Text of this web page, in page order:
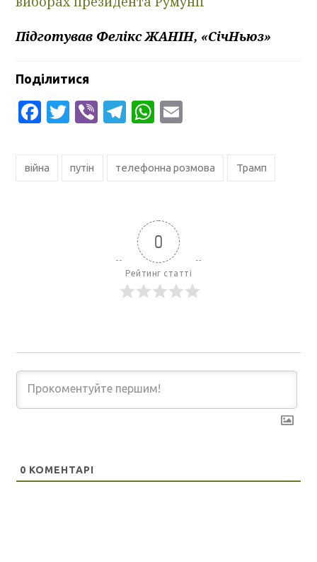
Підготував Фелікс ЖАНІН, «СічНьюз»
Поділитися
Facebook
Twitter
ViberTelegram
WhatsApp
війна путін телефонна розмова Трамп
0
Рейтинг статті
0 КОМЕНТАРІ